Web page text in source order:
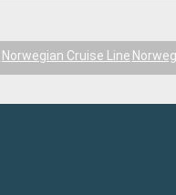
Norwegian Cruise Line